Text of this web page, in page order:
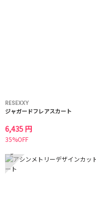
RESEXXY
ジャガードフレアスカート
6,435 円
35%OFF
3